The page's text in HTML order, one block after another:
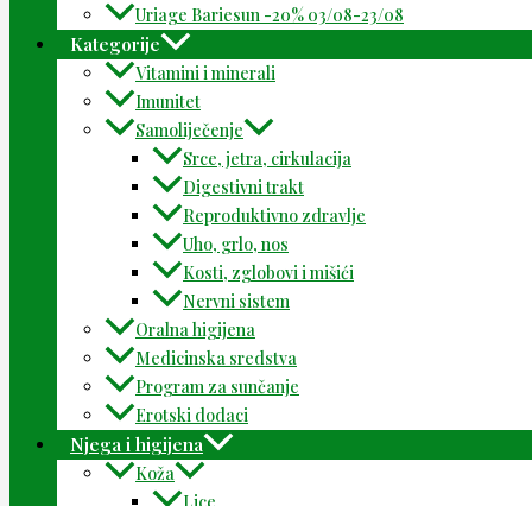
Uriage Bariesun -20% 03/08-23/08
Kategorije
Vitamini i minerali
Imunitet
Samoliječenje
Srce, jetra, cirkulacija
Digestivni trakt
Reproduktivno zdravlje
Uho, grlo, nos
Kosti, zglobovi i mišići
Nervni sistem
Oralna higijena
Medicinska sredstva
Program za sunčanje
Erotski dodaci
Njega i higijena
Koža